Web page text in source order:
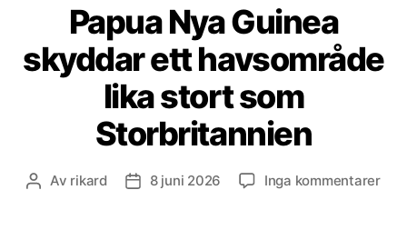
Papua Nya Guinea
skyddar ett havsområde
lika stort som
Storbritannien
Inläggsförfattare
Av rikard Inläggsdatum
8 juni 2026 Inga kommentarertill